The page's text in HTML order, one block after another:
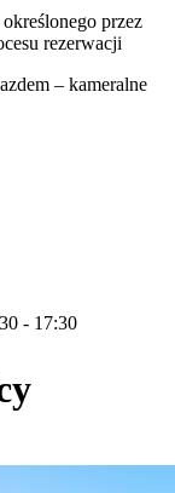
przez
rezerwacji
– kameralne
- 17:30